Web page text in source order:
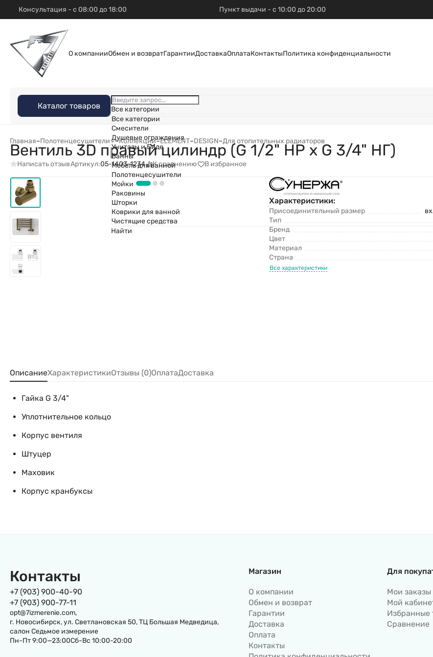
Консультация - с 08:00 до 18:00 Пункт выдачи - с 10:00 до 20:00
О компанииОбмен и возвратГарантииДоставкаОплатаКонтактыПолитика конфиденциальности
Каталог товаров
Все категории
Все категории
Смесители
Душевые ограждения
Унитазы и Биде
Ванны
Мебель для ванной
Полотенцесушители
Мойки
Раковины
Шторки
Коврики для ванной
Чистящие средства
Найти
Главная–Полотенцесушители –Коллекции–ELEMENT–DESIGN–Для отопительных радиаторов
Вентиль 3D правый цилиндр (G 1/2" НР х G 3/4" НГ)
Написать отзывАртикул:05-1403-1234 К сравнению В избранное
Характеристики:
Присоединительный размер
Тип
Бренд
Цвет
Материал
Страна
Все характеристики
ОписаниеХарактеристикиОтзывы (0)ОплатаДоставка
Гайка G 3/4"
Уплотнительное кольцо
Корпус вентиля
Штуцер
Маховик
Корпус кранбуксы
Контакты
+7 (903) 900-40-90
+7 (903) 900-77-11
opt@7izmerenie.com,
г. Новосибирск, ул. Светлановская 50, ТЦ Большая Медведица,
салон Седьмое измерение
Пн-Пт 9:00—23:00Сб-Вс 10:00-20:00
Магазин
О компании
Обмен и возврат
Гарантии
Доставка
Оплата
Контакты
Для
Мои заказы
Мой
Избранные
Сравнение